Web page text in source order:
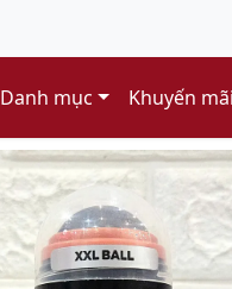
Danh mục Khuyến mãi